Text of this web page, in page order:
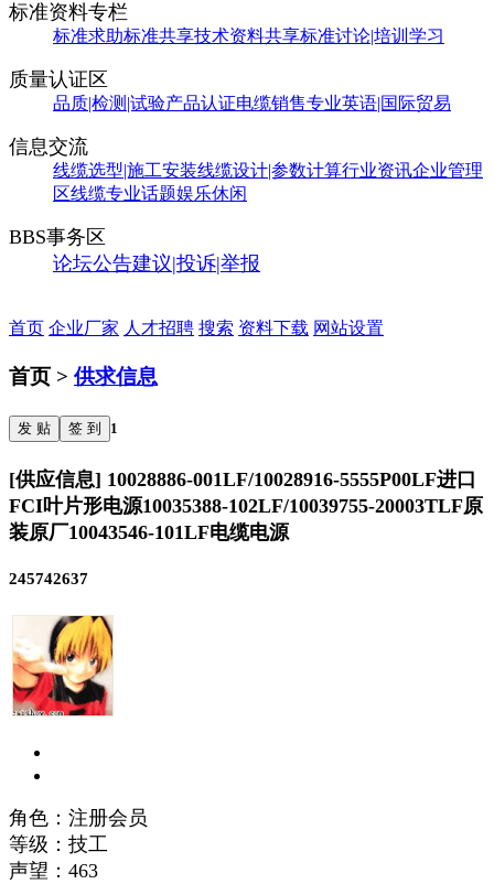
标准资料专栏
标准求助标准共享技术资料共享标准讨论|培训学习
质量认证区
品质|检测|试验产品认证电缆销售专业英语|国际贸易
信息交流
线缆选型|施工安装线缆设计|参数计算行业资讯企业管理
区线缆专业话题娱乐休闲
BBS事务区
论坛公告建议|投诉|举报
首页 企业厂家 人才招聘 搜索 资料下载 网站设置
首页 > 供求信息
发 贴 签 到 1
[供应信息] 10028886-001LF/10028916-5555P00LF进口
FCI叶片形电源10035388-102LF/10039755-20003TLF原
装原厂10043546-101LF电缆电源
245742637
角色：注册会员
等级：技工
声望： 463